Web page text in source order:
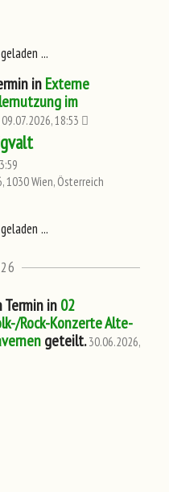
...
inExterne
im
09.07.2026, 18:53
1030 Wien, Österreich
...
in02
Rock-Konzerte Alte-
geteilt.30.06.2026,